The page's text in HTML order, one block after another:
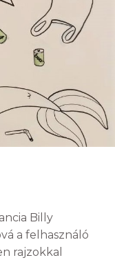
Billy
a felhasználó
rajzokkal